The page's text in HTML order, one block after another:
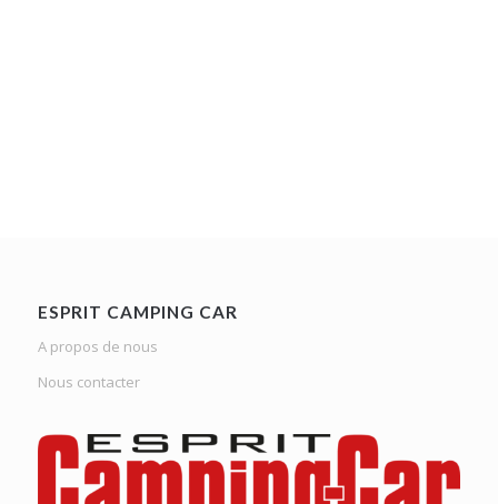
ESPRIT CAMPING CAR
A propos de nous
Nous contacter